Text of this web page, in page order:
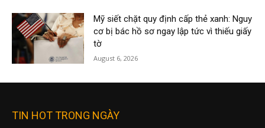
Mỹ siết chặt quy định cấp thẻ xanh: Nguy
cơ bị bác hồ sơ ngay lập tức vì thiếu giấy
tờ
August 6, 2026
TIN HOT TRONG NGÀY